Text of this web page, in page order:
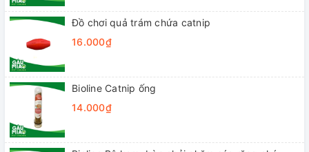
Đồ chơi quả trám chứa catnip
16.000₫
Bioline Catnip ống
14.000₫